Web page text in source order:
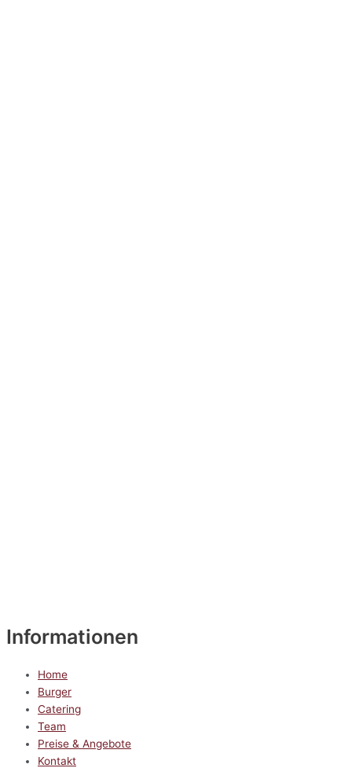
Informationen
Home
Burger
Catering
Team
Preise & Angebote
Kontakt